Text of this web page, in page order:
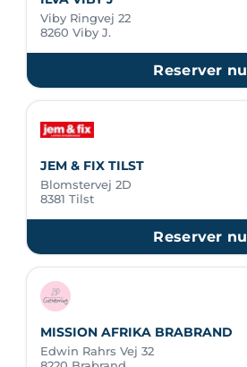
Viby Ringvej 22
8260 Viby J.
Reserver nu
JEM & FIX TILST
Blomstervej 2D
8381 Tilst
Reserver nu
MISSION AFRIKA BRABRAND
Edwin Rahrs Vej 32